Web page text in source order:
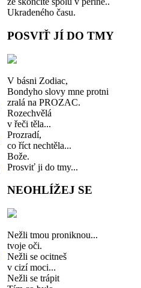
Ukradeného času.
POSVIŤ JÍ DO TMY
V básni Zodiac,
Bondyho slovy mne protni
zralá na PROZAC.
Rozechvělá
v řeči těla...
Prozradí,
co říct nechtěla...
Bože.
Prosviť ji do tmy...
NEOHLÍŽEJ SE
Nežli tmou proniknou...
tvoje oči.
Nežli se ocitneš
v cizí moci...
Nežli se trápit